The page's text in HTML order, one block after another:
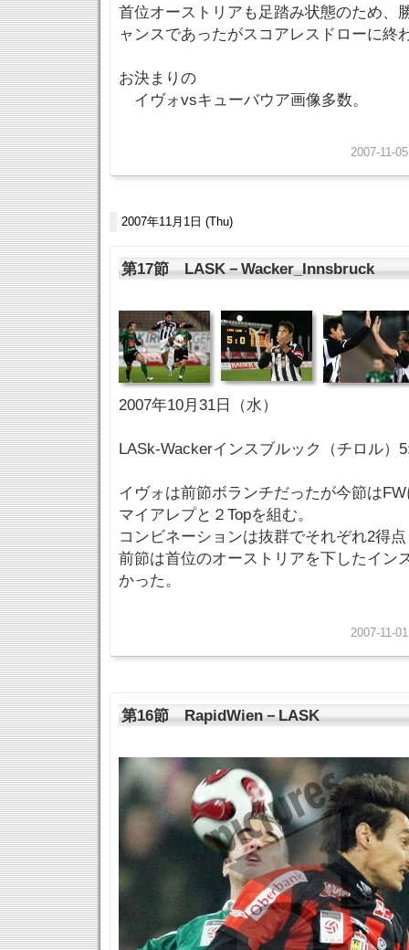
首位オーストリアも足踏み状態のため、
ャンスであったがスコアレスドローに終
お決まりの
イヴォvsキューバウア画像多数。
2007-11-
2007年11月1日 (Thu)
第17節 LASK－Wacker_Innsbruck
2007年10月31日（水）
LASk-Wackerインスブルック（チロル）
イヴォは前節ボランチだったが今節は
マイアレプと２Topを組む。
コンビネーションは抜群でそれぞれ2得
前節は首位のオーストリアを下したイン
かった。
2007-11-
第16節 RapidWien－LASK